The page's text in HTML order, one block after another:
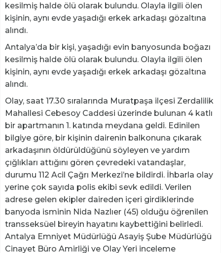
kesilmiş halde ölü olarak bulundu. Olayla ilgili ölen
kişinin, aynı evde yaşadığı erkek arkadaşı gözaltına
alındı.
Antalya’da bir kişi, yaşadığı evin banyosunda boğazı
kesilmiş halde ölü olarak bulundu. Olayla ilgili ölen
kişinin, aynı evde yaşadığı erkek arkadaşı gözaltına
alındı.
Olay, saat 17.30 sıralarında Muratpaşa ilçesi Zerdalilik
Mahallesi Cebesoy Caddesi üzerinde bulunan 4 katlı
bir apartmanın 1. katında meydana geldi. Edinilen
bilgiye göre, bir kişinin dairenin balkonuna çıkarak
arkadaşının öldürüldüğünü söyleyen ve yardım
çığlıkları attığını gören çevredeki vatandaşlar,
durumu 112 Acil Çağrı Merkezi’ne bildirdi. İhbarla olay
yerine çok sayıda polis ekibi sevk edildi. Verilen
adrese gelen ekipler daireden içeri girdiklerinde
banyoda isminin Nida Nazlıer (45) olduğu öğrenilen
transseksüel bireyin hayatını kaybettiğini belirledi.
Antalya Emniyet Müdürlüğü Asayiş Şube Müdürlüğü
Cinayet Büro Amirliği ve Olay Yeri inceleme